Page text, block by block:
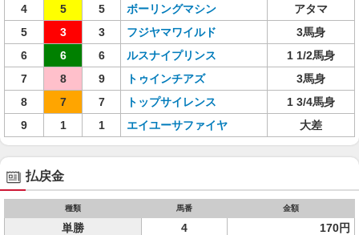
4
5 5 ボーリングマシン
アタマ
5
3 3 フジヤマワイルド
3馬身
6
6 6 ルスナイプリンス
1 1/2馬身
7
8 9 トゥインチアズ
3馬身
8
7 7 トップサイレンス
1 3/4馬身
9
1 1 エイユーサファイヤ 大差
払戻金
種類 馬番 金額
単勝 4 170円